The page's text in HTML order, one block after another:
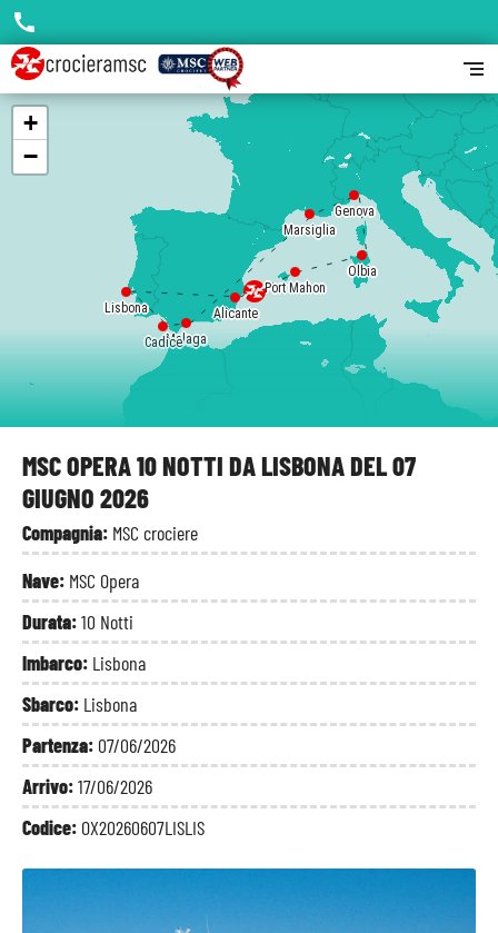
MSC OPERA 10 NOTTI DA LISBONA DEL 07
GIUGNO 2026
Compagnia: MSC crociere
Nave: MSC Opera
Durata:10 Notti
Imbarco: Lisbona
Sbarco: Lisbona
Partenza: 07/06/2026
Arrivo:17/06/2026
Codice: OX20260607LISLIS
Lisbona Alicante
Port Mahon
Olbia
Genova
Marsiglia
Malaga
Cadice
+
−
call
segment